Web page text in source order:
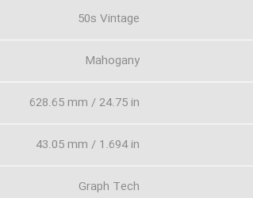
50s Vintage
Mahogany
628.65 mm / 24.75 in
43.05 mm / 1.694 in
Graph Tech